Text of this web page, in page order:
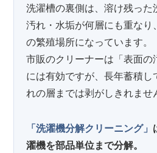
洗濯槽の裏側は、溶け残っ
汚れ・水垢が何層にも重なり
の繁殖場所になっています。
市販のクリーナーは「表面の
には有効ですが、長年蓄積
れの層までは剥がしきれませ
「洗濯機分解クリーニング」
濯機を部品単位まで分解。